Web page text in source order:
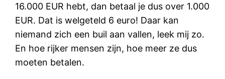
16.000 EUR hebt, dan betaal je dus over 1.000
EUR. Dat is welgeteld 6 euro! Daar kan
niemand zich een buil aan vallen, leek mij zo.
En hoe rijker mensen zijn, hoe meer ze dus
moeten betalen.